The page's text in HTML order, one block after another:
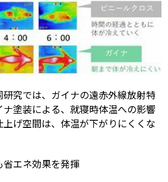
究では、ガイナの遠赤外線放射特
塗装による、就寝時体温への影響
げ空間は、体温が下がりにくくな
エネ効果を発揮